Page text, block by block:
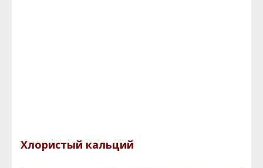
Хлористый кальций